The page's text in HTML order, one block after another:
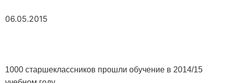
06.05.2015
1000 старшеклассников прошли обучение в 2014/15